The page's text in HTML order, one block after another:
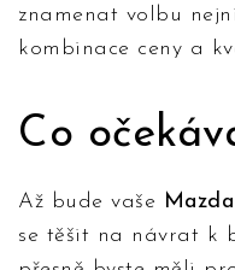
znamenat volbu
kombinace ceny a
Co
Až bude vaše Mazda
se těšit na návrat k